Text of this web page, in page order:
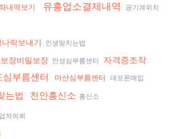
내역보기 유흥업소결제내역 공기계위치
나락보내기 인생망치는법
장비밀보장 안성심부름센터
자격증조작
심부름센터 마산심부름센터 대포폰매입
는법 천안흥신소 흥신소
자의뢰